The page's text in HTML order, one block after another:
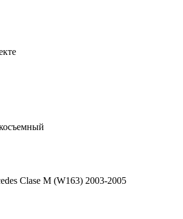
Clase M (W163) 2003-2005